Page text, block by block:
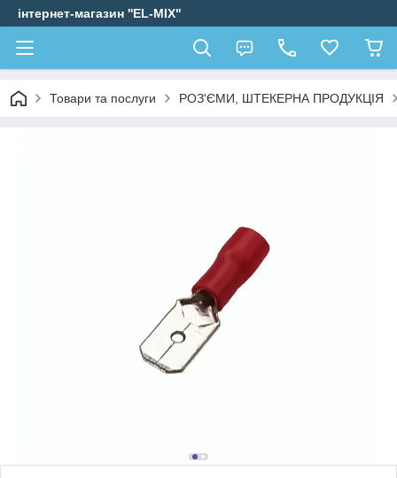
інтернет-магазин ''EL-MIX"
Товари та послуги РОЗ'ЄМИ, ШТЕКЕРНА ПРОДУКЦІЯ